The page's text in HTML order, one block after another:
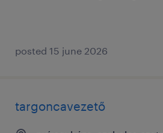
posted 15 june 2026
targoncavezető